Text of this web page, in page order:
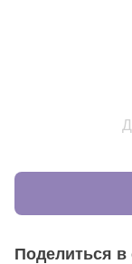
Поделиться в